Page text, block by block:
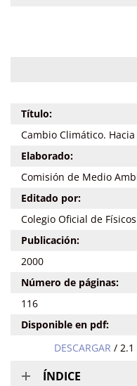
Título:
Cambio Climático.
Elaborado:
Comisión de Medio
Editado por:
Colegio Oficial de Físicos
Publicación:
2000
Número de páginas:
116
Disponible en pdf:
DESCARGAR / 2.1
ÍNDICE